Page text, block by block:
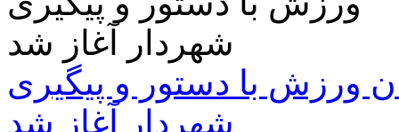
ورزش با دستور و پیگیری
شهردار آغاز شد